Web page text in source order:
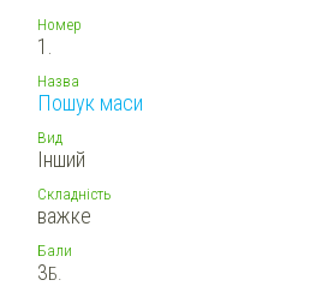
Номер
1.
Назва
Пошук маси
Вид
Інший
Складність
важке
Бали
3Б.